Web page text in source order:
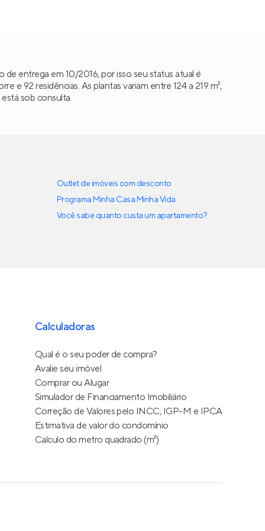
de entrega em 10/2016, por isso seu status atual é
e 92 residências. As plantas variam entre 124 a 219 m²,
sob consulta.
Outlet de imóveis com desconto
Programa Minha Casa Minha Vida
Você sabe quanto custa um apartamento?
Calculadoras
Qual é o seu poder de compra?
Avalie seu imóvel
Comprar ou Alugar
Simulador de Financiamento Imobiliário
Correção de Valores pelo INCC, IGP-M e IPCA
Estimativa de valor do condomínio
Calculo do metro quadrado (m²)